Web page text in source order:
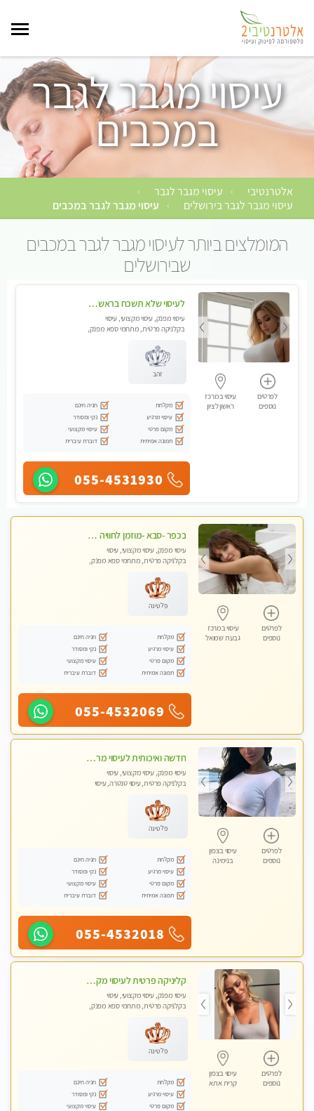
עיסוי מגבר לגבר
במכבים
אלטרנטיבי › עיסוי מגבר לגבר ›
עיסוי מגבר לגבר בירושלים › עיסוי מגבר לגבר במכבים
המומלצים ביותר לעיסוי מגבר לגבר במכבים
שבירושלים
לפרטים
נוספים
עיסוי במרכז
ראשון לציון
לעיסוי שלא תשכח בראשון לציון
עיסוי מפנק, עיסוי מקצועי, עיסוי
בקלניקה פרטית, מתחמי ספא מפנק,
זהב
מקלחת
חניה חינם
עיסוי מרגיע
נקי ומסודר
מקום פרטי
עיסוי מקצועי
תמונה אמיתית
דוברת עיברית
055-4531930
לפרטים
נוספים
עיסוי במרכז
גבעת שמואל
בכפר -סבא -מוזמן לחוויה בלתי נשכחת!!!עיסוי מפנק ביותר מומלץ לחלוטין!!!
עיסוי מפנק, עיסוי מקצועי, עיסוי
בקלניקה פרטית, מתחמי ספא מפנק,
לנשים בלבד
פלטינה
מקלחת
חניה חינם
עיסוי מרגיע
נקי ומסודר
מקום פרטי
עיסוי מקצועי
תמונה אמיתית
דוברת עיברית
055-4532069
לפרטים
נוספים
עיסוי בצפון
בנימינה
חדשה ואיכותית לעיסוי מרגיע ומפנק VIP-מומלץ לחלוטין! פרטי! ​​​​​​ Highly recommended
עיסוי מפנק, עיסוי מקצועי, עיסוי
בקלניקה פרטית, עיסוי טנטרה, עיסוי
פלטינה
מקלחת
חניה חינם
עיסוי מרגיע
נקי ומסודר
מקום פרטי
עיסוי מקצועי
תמונה אמיתית
דוברת עיברית
055-4532018
לפרטים
נוספים
עיסוי בצפון
קרית אתא
קליניקה פרטית לעיסוי מקצועי ואלטרנטיבי ברמה גבוהה VIP תתקשר ..... highly recommended..new in the city
עיסוי מפנק, עיסוי מקצועי, עיסוי
בקלניקה פרטית, מתחמי ספא מפנק,
טנטרה, עיסוי מגבר לגבר, עיסוי מגבר
לאישה
פלטינה
מקלחת
חניה חינם
עיסוי מרגיע
נקי ומסודר
מקום פרטי
עיסוי מקצועי